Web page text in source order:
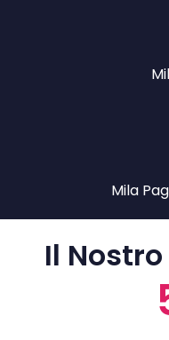
Mila
Il